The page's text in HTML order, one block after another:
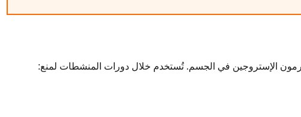
هرمون الإستروجين في الجسم. تُستخدم خلال دورات المنشطات لمنع: